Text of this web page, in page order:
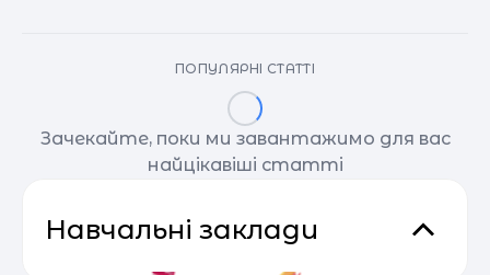
ПОПУЛЯРНІ СТАТТІ
Зачекайте, поки ми завантажимо для вас
найцікавіші статті
Навчальні заклади